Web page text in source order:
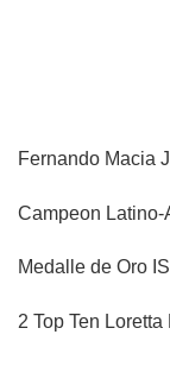
Fernando Macia
Campeon Latino-
Medalle de Oro
2 Top Ten Loretta